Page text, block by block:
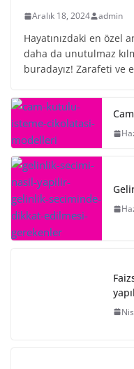
Aralık 18, 2024 admin
Hayatınızdaki en
daha da unutulmaz
buradayız! Zarafeti ve